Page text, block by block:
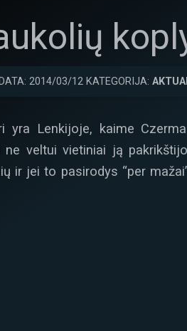
DATA: 2014/03/12 KATEGORIJA:
yra Lenkijoje, kaime
veltui vietiniai ją
ir jei to pasirodys “per